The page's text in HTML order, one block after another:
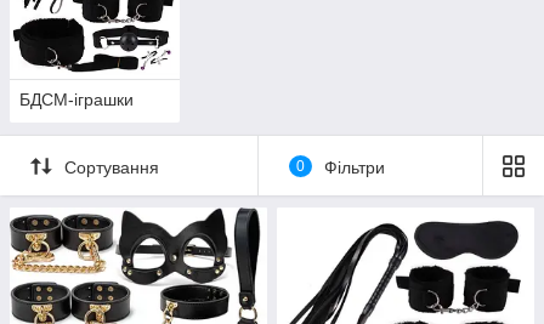
БДСМ-іграшки
Сортування 0 Фільтри